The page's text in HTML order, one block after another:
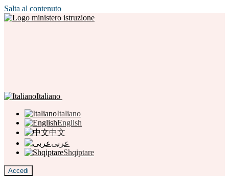
Salta al contenuto
Italiano
Italiano
English
中文
عربى
Shqiptare
Accedi